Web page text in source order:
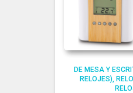
DE MESA Y
RELOJES)